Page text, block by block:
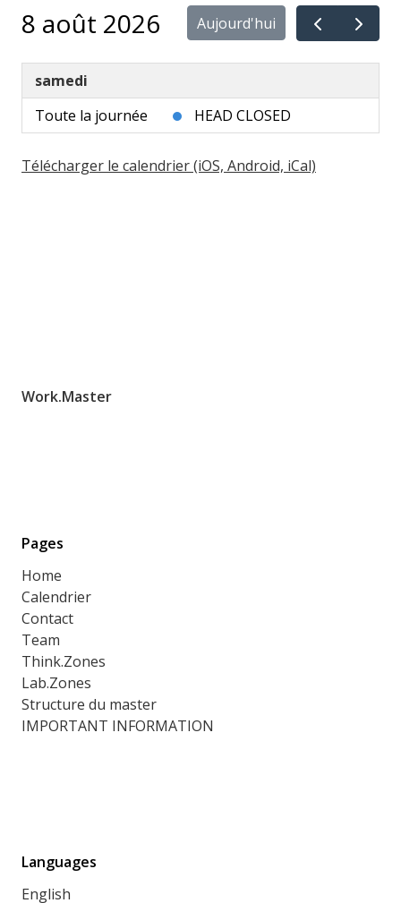
8 août 2026 Aujourd'hui
samedi
Toute la journée
HEAD CLOSED
Télécharger le calendrier (iOS, Android, iCal)
Work.Master
Pages
Home
Calendrier
Contact
Team
Think.Zones
Lab.Zones
Structure du master
IMPORTANT INFORMATION
Languages
English